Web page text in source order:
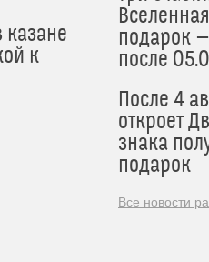
к
подарок
после
После 4
откроет
знака
подарок
Все новости